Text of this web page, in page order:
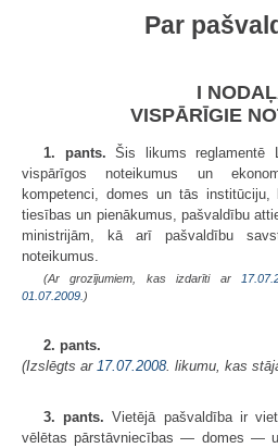
Par
I
VISPĀRĪGIE
1. pants. Šis likums reglamentē
vispārīgos noteikumus un
kompetenci, domes un tās
tiesības un pienākumus, pašvaldību
ministrijām, kā arī pašvaldību
noteikumus.
(Ar grozījumiem, kas izdarīti ar
01.07.2009. )
2. pants.
(Izslēgts ar 17.07.2008 . likumu, kas
3. pants. Vietējā pašvaldība ir
vēlētas pārstāvniecības — domes —